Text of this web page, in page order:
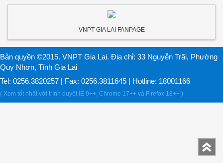
VNPT GIA LAI FANPAGE
Bản quyền ©2015. VNPT Gia Lai. Địa chỉ: 33 Nguyễn Trãi, Phường
Quy Nhơn, Tỉnh Gia Lai
Tel: 0256.3820257 | Fax: 0256.3811645 | Hotline: 18001166
( Xem tốt nhất với trình duyệt IE 9++, Chrome 17++ và Firefox 18++ )